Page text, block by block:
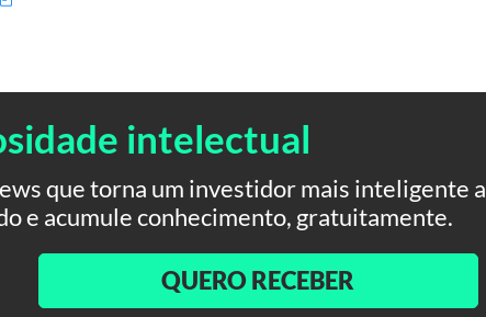
intelectual
que torna um investidor mais inteligente a
e acumule conhecimento, gratuitamente.
QUERO RECEBER